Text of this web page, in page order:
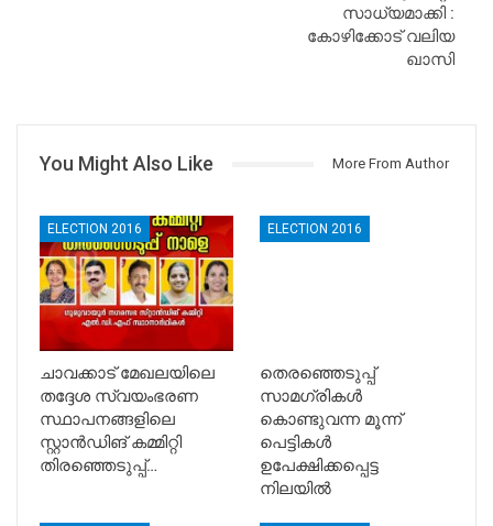
സാധ്യമാക്കി :
കോഴിക്കോട് വലിയ
ഖാസി
You Might Also Like More From Author
ELECTION 2016
ചാവക്കാട് മേഖലയിലെ
തദ്ദേശ സ്വയംഭരണ
സ്ഥാപനങ്ങളിലെ
സ്റ്റാൻഡിങ് കമ്മിറ്റി
തിരഞ്ഞെടുപ്പ്…
ELECTION 2016
തെരഞ്ഞെടുപ്പ്
സാമഗ്രികള്‍
കൊണ്ടുവന്ന മൂന്ന്
പെട്ടികള്‍
ഉപേക്ഷിക്കപ്പെട്ട
നിലയില്‍